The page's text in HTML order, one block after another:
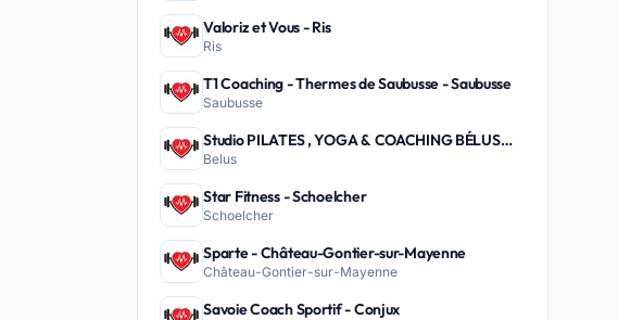
Valoriz et Vous - Ris
Ris
T1 Coaching - Thermes de Saubusse - Saubusse
Saubusse
Studio PILATES , YOGA & COACHING BÉLUS
PEYREHORADE - Belus
Belus
Star Fitness - Schoelcher
Schoelcher
Sparte - Château-Gontier-sur-Mayenne
Château-Gontier-sur-Mayenne
Savoie Coach Sportif - Conjux